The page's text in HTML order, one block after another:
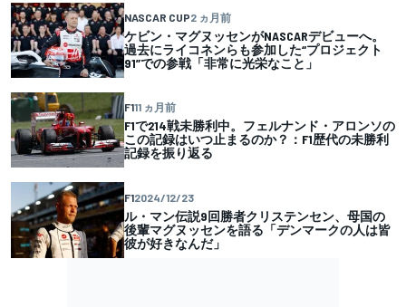
NASCAR CUP2 ヵ月前
ケビン・マグヌッセンがNASCARデビューへ。
過去にライコネンらも参加した“プロジェクト
91”での参戦「非常に光栄なこと」
F111 ヵ月前
F1で214戦未勝利中。フェルナンド・アロンソの
この記録はいつ止まるのか？：F1歴代の未勝利
記録を振り返る
F12024/12/23
ル・マン伝説9回勝者クリステンセン、母国の
後輩マグヌッセンを語る「デンマークの人は皆
彼が好きなんだ」